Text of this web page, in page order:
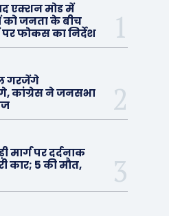
एक्शन मोड में
को जनता के बीच
फोकस का निर्देश
गरजेंगे
कांग्रेस ने जनसभा
मार्ग पर दर्दनाक
कार; 5 की मौत,